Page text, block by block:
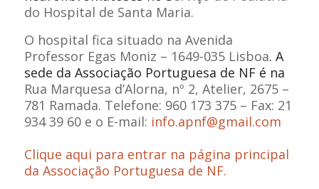
do Hospital de Santa Maria.
O hospital fica situado na Avenida
Professor Egas Moniz – 1649-035 Lisboa. A
sede da Associação Portuguesa de NF é na
Rua Marquesa d’Alorna, nº 2, Atelier, 2675 –
781 Ramada. Telefone: 960 173 375 – Fax: 21
934 39 60 e o E-mail: info.apnf@gmail.com
Clique aqui para entrar na página principal
da Associação Portuguesa de NF.